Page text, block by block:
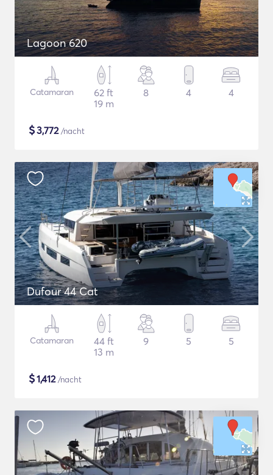
Lagoon 620
Catamaran
62 ft
19 m
8 4 4
$3,772/nacht
Dufour 44 Cat
Catamaran
44 ft
13 m
9 5 5
$1,412/nacht